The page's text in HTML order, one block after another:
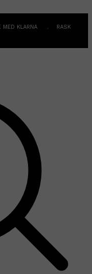
MED KLARNA . RASK